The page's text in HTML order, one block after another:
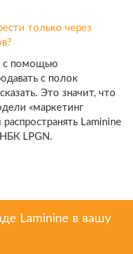
только через
с помощью
с полок
Это значит, что
«маркетинг
Laminine
LPGN.
Laminine в вашу